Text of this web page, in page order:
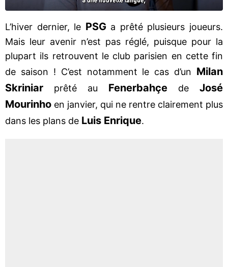
L’hiver dernier, le PSG a prêté plusieurs joueurs.
Mais leur avenir n’est pas réglé, puisque pour la
plupart ils retrouvent le club parisien en cette fin
de saison ! C’est notamment le cas d’un Milan
Skriniar
prêté au Fenerbahçe de José
Mourinho en janvier, qui ne rentre clairement plus
dans les plans de Luis Enrique.